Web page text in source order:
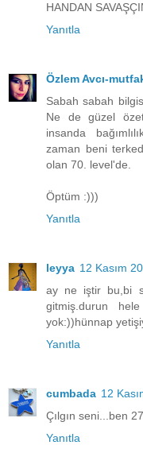
HANDAN
Yanıtla
Özlem Avcı-
Sabah sabah
Ne de güzel
insanda
zaman beni
olan 70. level'de.
Öptüm :)))
Yanıtla
leyya 12 Kasım
ay ne iştir bu,bi
gitmiş.durun
yok:))hünnap
Yanıtla
cumbada 12
Çılgın seni...ben
Yanıtla